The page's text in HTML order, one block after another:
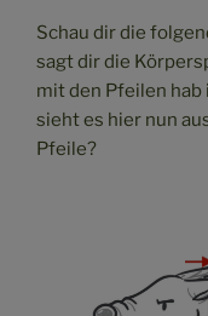
Schau dir die
sagt dir die
mit den Pfeilen hab
sieht es hier nun
Pfeile?